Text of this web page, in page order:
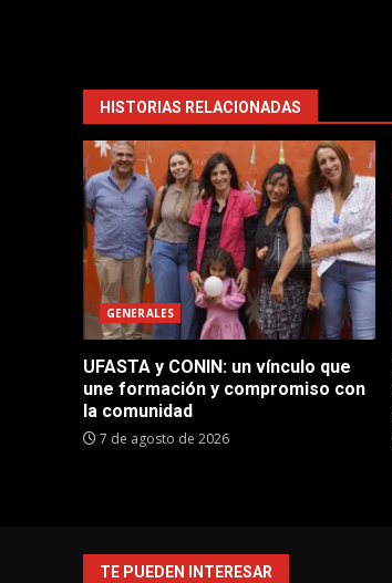
HISTORIAS RELACIONADAS
GENERALES
UFASTA y CONIN: un vínculo que
une formación y compromiso con
la comunidad
7 de agosto de 2026
TE PUEDEN INTERESAR